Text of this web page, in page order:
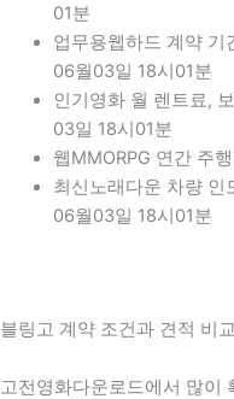
01분
업무용웹하드 계약 기
06월03일 18시01분
인기영화 월 렌트료,
03일 18시01분
웹MMORPG 연간 주
최신노래다운 차량 인
06월03일 18시01분
블링고 계약 조건과 견적 비
고전영화다운로드에서 많이